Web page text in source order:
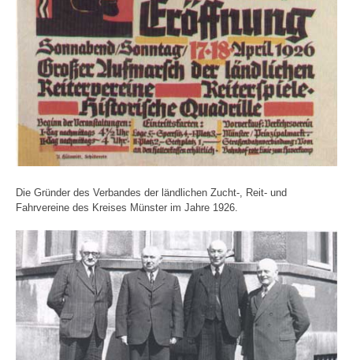
Die Gründer des Verbandes der ländlichen Zucht-, Reit- und
Fahrvereine des Kreises Münster im Jahre 1926.